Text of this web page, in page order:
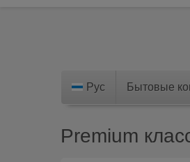
Рус Бытовые
Premium